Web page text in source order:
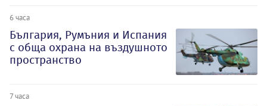
6 часа
България, Румъния и Испания
с обща охрана на въздушното
пространство
7 часа